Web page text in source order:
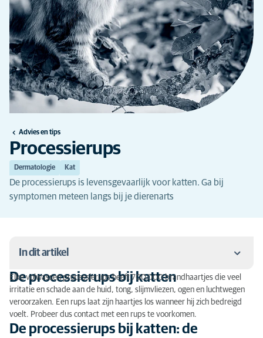
Advies en tips
Processierups
Dermatologie Kat
De processierups is levensgevaarlijk voor katten. Ga bij
symptomen meteen langs bij je dierenarts
In dit artikel
De processierups bij katten
De processierups bij katten: de symptomen
Kwam je kat in contact met een processierups?
De processierups bij katten
Elke volwassen processierups heeft 700.000 brandhaartjes die veel
irritatie en schade aan de huid, tong, slijmvliezen, ogen en luchtwegen
veroorzaken. Een rups laat zijn haartjes los wanneer hij zich bedreigd
voelt. Probeer dus contact met een rups te voorkomen.
De processierups bij katten: de